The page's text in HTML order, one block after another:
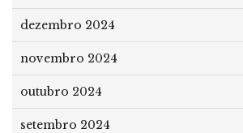
dezembro 2024
novembro 2024
outubro 2024
setembro 2024